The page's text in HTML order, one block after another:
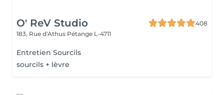
O' ReV Studio
408
183, Rue d'Athus Pétange L-4711
Entretien Sourcils
sourcils + lèvre